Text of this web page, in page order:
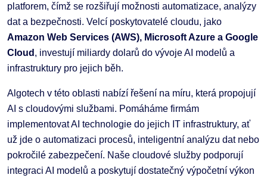
platforem, čímž se rozšiřují možnosti automatizace, analýzy
dat a bezpečnosti. Velcí poskytovatelé cloudu, jako
Amazon Web Services (AWS), Microsoft Azure a Google
Cloud , investují miliardy dolarů do vývoje AI modelů a
infrastruktury pro jejich běh.
Algotech v této oblasti nabízí řešení na míru, která propojují
AI s cloudovými službami. Pomáháme firmám
implementovat AI technologie do jejich IT infrastruktury, ať
už jde o automatizaci procesů, inteligentní analýzu dat nebo
pokročilé zabezpečení. Naše cloudové služby podporují
integraci AI modelů a poskytují dostatečný výpočetní výkon